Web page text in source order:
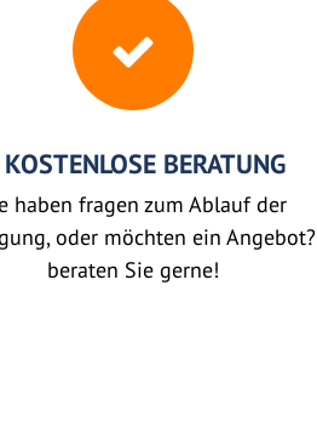
BERATUNG
haben fragen zum Ablauf der
oder möchten ein
beraten Sie gerne!